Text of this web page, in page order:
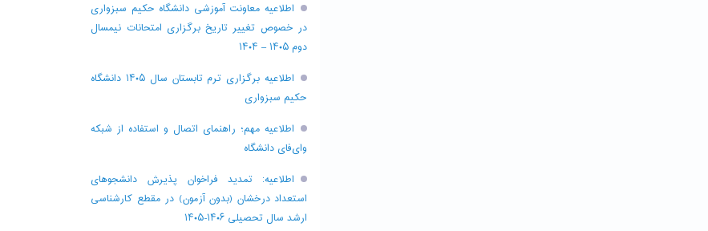
اطلاعیه معاونت آموزشی دانشگاه حکیم سبزواری
در خصوص تغییر تاریخ برگزاری امتحانات نیمسال
دوم ۱۴۰۵ – ۱۴۰۴
اطلاعیه برگزاری ترم تابستان سال ۱۴۰۵ دانشگاه
حکیم سبزواری
اطلاعیه مهم؛ راهنمای اتصال و استفاده از شبکه
وای‌فای دانشگاه
اطلاعیه: تمدید فراخوان پذیرش دانشجو‌های
استعداد درخشان (بدون آزمون) در مقطع کارشناسی
ارشد سال تحصیلی ۱۴۰۶-۱۴۰۵